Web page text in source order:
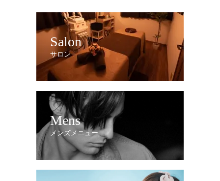
Salon
サロン
Mens
メンズメニュー